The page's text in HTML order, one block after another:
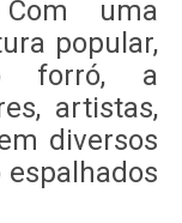
uma
popular,
forró, a
artistas,
diversos